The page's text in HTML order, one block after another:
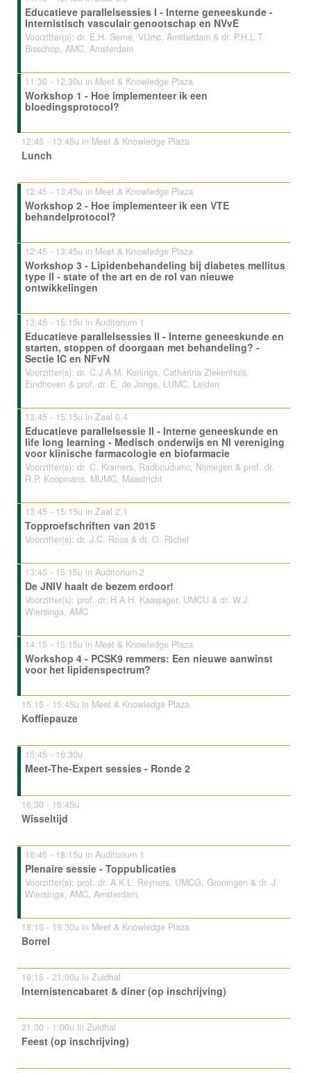
Educatieve parallelsessies I - Interne geneeskunde -
Internistisch vasculair genootschap en NVvE
Voorzitter(s): dr. E.H. Serné, VUmc, Amsterdam & dr. P.H.L.T.
Bisschop, AMC, Amsterdam
11:30 - 12:30u in Meet & Knowledge Plaza
Workshop 1 - Hoe implementeer ik een
bloedingsprotocol?
12:45 - 13:45u in Meet & Knowledge Plaza
Lunch
12:45 - 13:45u in Meet & Knowledge Plaza
Workshop 2 - Hoe implementeer ik een VTE
behandelprotocol?
12:45 - 13:45u in Meet & Knowledge Plaza
Workshop 3 - Lipidenbehandeling bij diabetes mellitus
type II - state of the art en de rol van nieuwe
ontwikkelingen
13:45 - 15:15u in Auditorium 1
Educatieve parallelsessies II - Interne geneeskunde en
starten, stoppen of doorgaan met behandeling? -
Sectie IC en NFvN
Voorzitter(s): dr. C.J.A.M. Konings, Catharina Ziekenhuis,
Eindhoven & prof. dr. E. de Jonge, LUMC, Leiden
13:45 - 15:15u in Zaal 0.4
Educatieve parallelsessie II - Interne geneeskunde en
life long learning - Medisch onderwijs en Nl vereniging
voor klinische farmacologie en biofarmacie
Voorzitter(s): dr. C. Kramers, Radboudumc, Nijmegen & prof. dr.
R.P. Koopmans, MUMC, Maastricht
13:45 - 15:15u in Zaal 2.1
Topproefschriften van 2015
Voorzitter(s): dr. J.C. Roos & dr. O. Richel
13:45 - 15:15u in Auditorium 2
De JNIV haalt de bezem erdoor!
Voorzitter(s): prof. dr. H.A.H. Kaasjager, UMCU & dr. W.J.
Wiersinga, AMC
14:15 - 15:15u in Meet & Knowledge Plaza
Workshop 4 - PCSK9 remmers: Een nieuwe aanwinst
voor het lipidenspectrum?
15:15 - 15:45u in Meet & Knowledge Plaza
Koffiepauze
15:45 - 16:30u
Meet-The-Expert sessies - Ronde 2
16:30 - 16:45u
Wisseltijd
16:45 - 18:15u in Auditorium 1
Plenaire sessie - Toppublicaties
Voorzitter(s): prof. dr. A.K.L. Reyners, UMCG, Groningen & dr. J.
Wiersinga, AMC, Amsterdam
18:15 - 19:30u in Meet & Knowledge Plaza
Borrel
19:15 - 21:00u in Zuidhal
Internistencabaret & diner (op inschrijving)
21:00 - 1:00u in Zuidhal
Feest (op inschrijving)